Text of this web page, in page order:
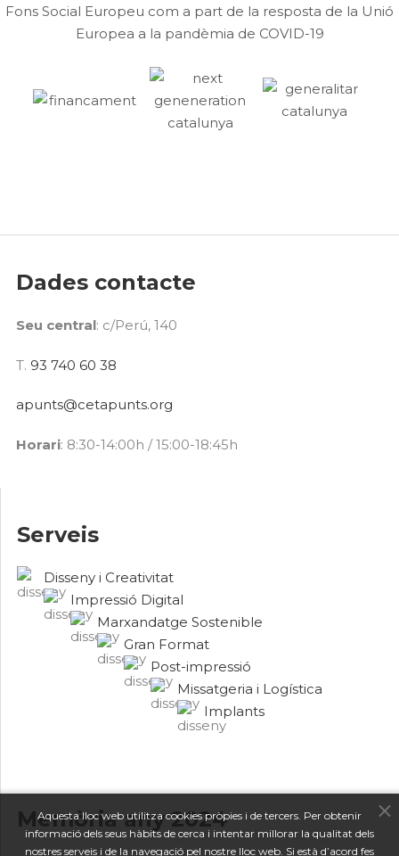
Fons Social Europeu com a part de la resposta de la Unió
Europea a la pandèmia de COVID-19
Dades contacte
Seu central: c/Perú, 140
T. 93 740 60 38
apunts@cetapunts.org
Horari: 8:30-14:00h / 15:00-18:45h
Serveis
Disseny i Creativitat
Impressió Digital
Marxandatge Sostenible
Gran Format
Post-impressió
Missatgeria i Logística
Implants
Memòria any 2024
Aquesta lloc web utilitza cookies pròpies i de tercers. Per obtenir
informació dels seus hàbits de cerca i intentar millorar la qualitat dels
nostres serveis i de la navegació pel nostre lloc web. Si està d’acord fes